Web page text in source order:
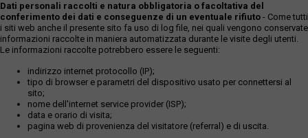
Dati personali raccolti e natura obbligatoria o facoltativa del
conferimento dei dati e conseguenze di un eventuale rifiuto - Come tutti
i siti web anche il presente sito fa uso di log file, nei quali vengono conservate
informazioni raccolte in maniera automatizzata durante le visite degli utenti.
Le informazioni raccolte potrebbero essere le seguenti:
indirizzo internet protocollo (IP);
tipo di browser e parametri del dispositivo usato per connettersi al
sito;
nome dell'internet service provider (ISP);
data e orario di visita;
pagina web di provenienza del visitatore (referral) e di uscita.